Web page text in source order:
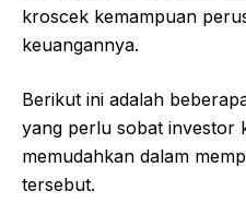
kroscek kemampuan
keuangannya.
Berikut ini adalah
yang perlu sobat investor
memudahkan dalam
tersebut.